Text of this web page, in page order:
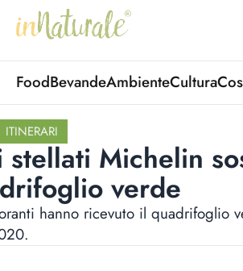
FoodBevandeAmbienteCultura
ITINERARI
stellati Michelin
verde
hanno ricevuto il quadrifoglio